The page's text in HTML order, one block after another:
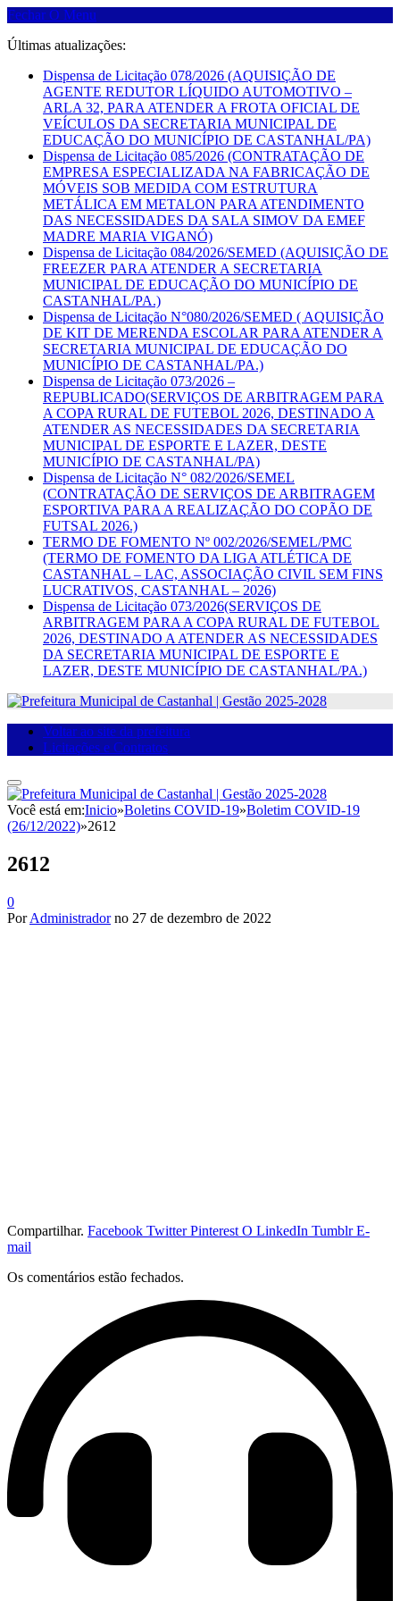
Fechar O Menu
Últimas atualizações:
Dispensa de Licitação 078/2026 (AQUISIÇÃO DE
AGENTE REDUTOR LÍQUIDO AUTOMOTIVO –
ARLA 32, PARA ATENDER A FROTA OFICIAL DE
VEÍCULOS DA SECRETARIA MUNICIPAL DE
EDUCAÇÃO DO MUNICÍPIO DE CASTANHAL/PA)
Dispensa de Licitação 085/2026 (CONTRATAÇÃO DE
EMPRESA ESPECIALIZADA NA FABRICAÇÃO DE
MÓVEIS SOB MEDIDA COM ESTRUTURA
METÁLICA EM METALON PARA ATENDIMENTO
DAS NECESSIDADES DA SALA SIMOV DA EMEF
MADRE MARIA VIGANÓ)
Dispensa de Licitação 084/2026/SEMED (AQUISIÇÃO DE
FREEZER PARA ATENDER A SECRETARIA
MUNICIPAL DE EDUCAÇÃO DO MUNICÍPIO DE
CASTANHAL/PA.)
Dispensa de Licitação N°080/2026/SEMED ( AQUISIÇÃO
DE KIT DE MERENDA ESCOLAR PARA ATENDER A
SECRETARIA MUNICIPAL DE EDUCAÇÃO DO
MUNICÍPIO DE CASTANHAL/PA.)
Dispensa de Licitação 073/2026 –
REPUBLICADO(SERVIÇOS DE ARBITRAGEM PARA
A COPA RURAL DE FUTEBOL 2026, DESTINADO A
ATENDER AS NECESSIDADES DA SECRETARIA
MUNICIPAL DE ESPORTE E LAZER, DESTE
MUNICÍPIO DE CASTANHAL/PA)
Dispensa de Licitação N° 082/2026/SEMEL
(CONTRATAÇÃO DE SERVIÇOS DE ARBITRAGEM
ESPORTIVA PARA A REALIZAÇÃO DO COPÃO DE
FUTSAL 2026.)
TERMO DE FOMENTO Nº 002/2026/SEMEL/PMC
(TERMO DE FOMENTO DA LIGA ATLÉTICA DE
CASTANHAL – LAC, ASSOCIAÇÃO CIVIL SEM FINS
LUCRATIVOS, CASTANHAL – 2026)
Dispensa de Licitação 073/2026(SERVIÇOS DE
ARBITRAGEM PARA A COPA RURAL DE FUTEBOL
2026, DESTINADO A ATENDER AS NECESSIDADES
DA SECRETARIA MUNICIPAL DE ESPORTE E
LAZER, DESTE MUNICÍPIO DE CASTANHAL/PA.)
Voltar ao site da prefeitura
Licitações e Contratos
Você está em:Inicio»Boletins COVID-19»Boletim COVID-19
(26/12/2022)»2612
2612
0
PorAdministrador no 27 de dezembro de 2022
Compartilhar. Facebook Twitter Pinterest O LinkedIn Tumblr E-
mail
Os comentários estão fechados.